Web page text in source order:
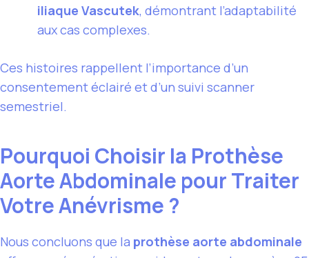
iliaque Vascutek, démontrant l’adaptabilité
aux cas complexes.
Ces histoires rappellent l’importance d’un
consentement éclairé et d’un suivi scanner
semestriel.
Pourquoi Choisir la Prothèse
Aorte Abdominale pour Traiter
Votre Anévrisme ?
Nous concluons que la prothèse aorte abdominale